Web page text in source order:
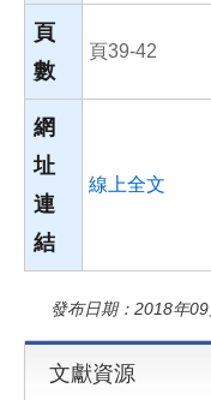
頁
數
頁39-42
網
址
連
結
線上全文
發布日期：2018年
文獻資源